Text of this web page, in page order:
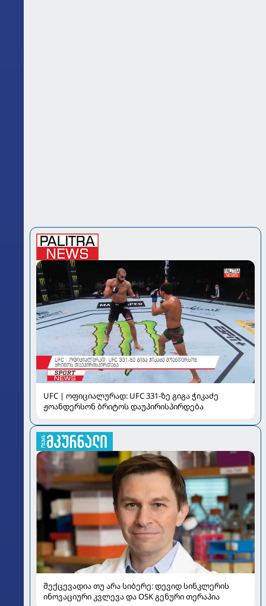
UFC | ოფიციალურად: UFC 331-ზე გიგა ჭიკაძე
ჟოანდერსონ ბრიტოს დაუპირისპირდება
შექცევადია თუ არა სიბერე: დევიდ სინკლერის
ინოვაციური კვლევა და OSK გენური თერაპია